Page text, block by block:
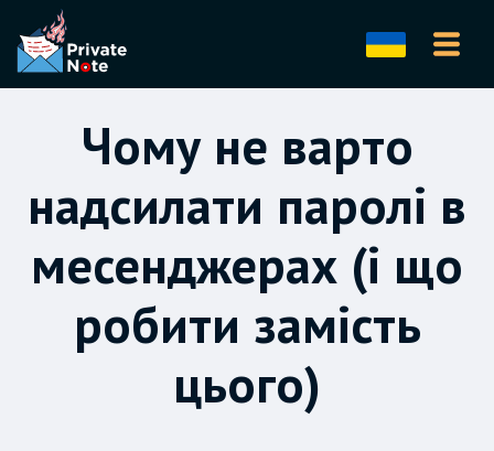
Чому не варто
надсилати паролі в
месенджерах (і що
робити замість
цього)